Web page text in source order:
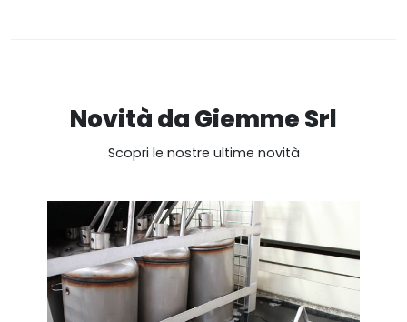
Novità da Giemme Srl
Scopri le nostre ultime novità